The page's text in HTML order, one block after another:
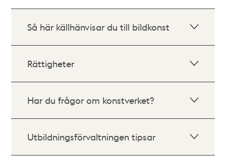
Så här källhänvisar du till bildkonst
Rättigheter
Har du frågor om konstverket?
Utbildningsförvaltningen tipsar